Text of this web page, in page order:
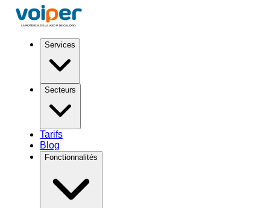
Services
Secteurs
Tarifs
Blog
Fonctionnalités